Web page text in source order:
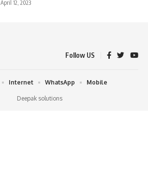
April 12, 2023
Follow US
Deepak solutions
Internet WhatsApp Mobile